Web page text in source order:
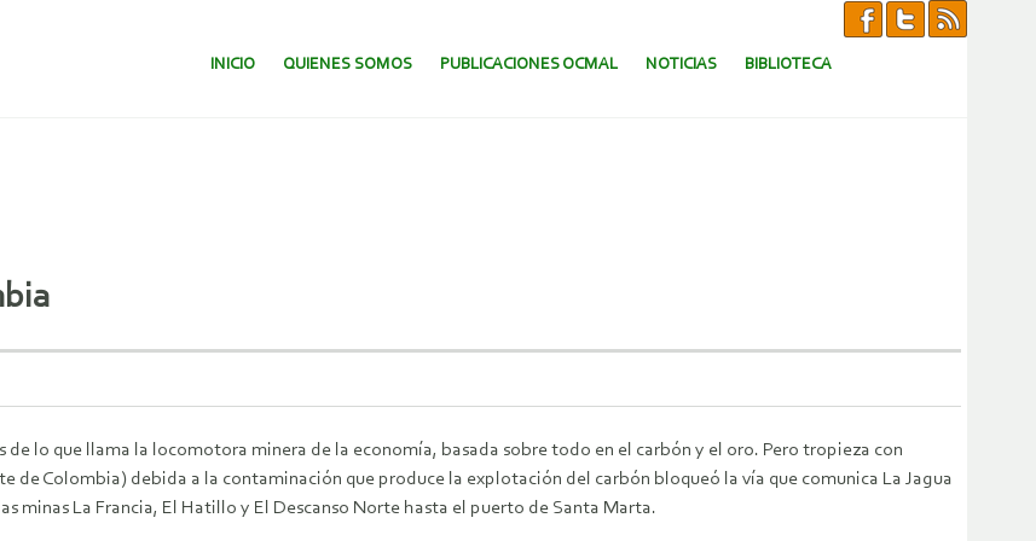
SALTAR AL CONTENIDO.
INICIO QUIENES SOMOS PUBLICACIONES OCMAL NOTICIAS BIBLIOTECA
de lo que llama la locomotora minera de la economía, basada sobre todo en el carbón y el oro. Pero tropieza con
de Colombia) debida a la contaminación que produce la explotación del carbón bloqueó la vía que comunica La Jagua
minas La Francia, El Hatillo y El Descanso Norte hasta el puerto de Santa Marta.